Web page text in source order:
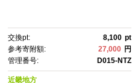
交換pt: 8,100 pt
参考寄附額:
27,000 円
管理番号:
D015-NTZ
近畿地方